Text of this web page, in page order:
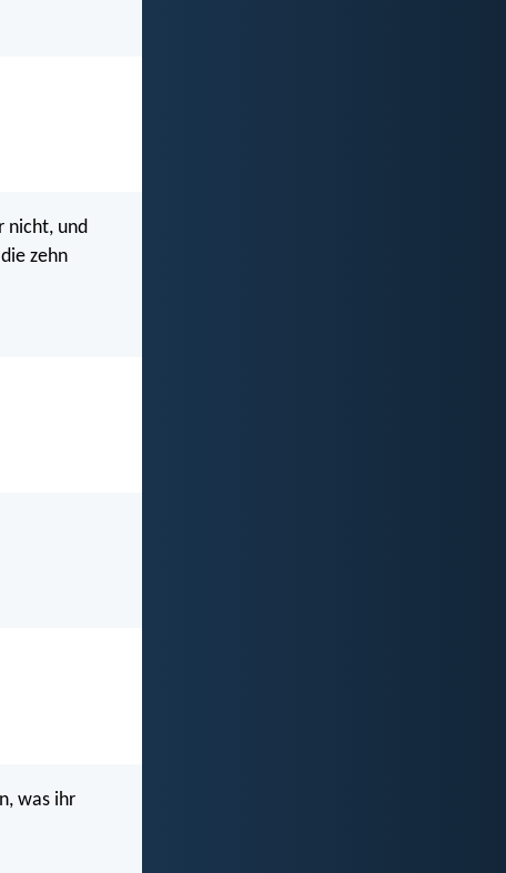
nicht, und
zehn
was ihr